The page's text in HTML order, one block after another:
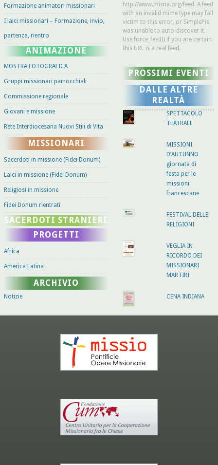
Formazione animatori missionari
I laici missionari – Formazione, invio,
partenza, rientro
ANIMAZIONE
MOSTRA FOTOGRAFICA
Gruppi missionari parrocchiali
Commissione regionale
Giovani e missione
Rete Interdiocesana Nuovi Stili di Vita
MISSIONARI
Sacerdoti in missione (Fidei Donum)
Laici in missione (Fidei Donum)
Religiosi in missione
Fidei Donum rientrati
SACERDOTI STRANIERI
PROGETTI
Africa
America Latina
ARCHIVIO
Notizie
http://www.misna.org/feed. A feed
with an invalid mime type may fall
victim to this error, or SimplePie
was unable to auto-discover it..
Use force_feed() if you are certain
this URL is a real feed.
PROSSIMI EVENTI
DALLE ALTRE
REALTÀ
SPETTACOLO
TEATRALE
MISSIONI
D’AUTUNNO
giornata di
festa per le
missioni
francescane
FESTIVAL DELLE
RELIGIONI
VEGLIA IN
RICORDO DEI
MISSIONARI
MARTIRI
CENA INDIANA